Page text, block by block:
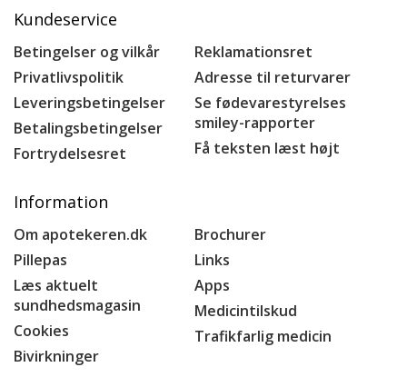
Kundeservice
Betingelser og vilkår
Privatlivspolitik
Leveringsbetingelser
Betalingsbetingelser
Fortrydelsesret
Reklamationsret
Adresse til returvarer
Se fødevarestyrelses
smiley-rapporter
Få teksten læst højt
Information
Om apotekeren.dk
Pillepas
Læs aktuelt
sundhedsmagasin
Cookies
Bivirkninger
Brochurer
Links
Apps
Medicintilskud
Trafikfarlig medicin